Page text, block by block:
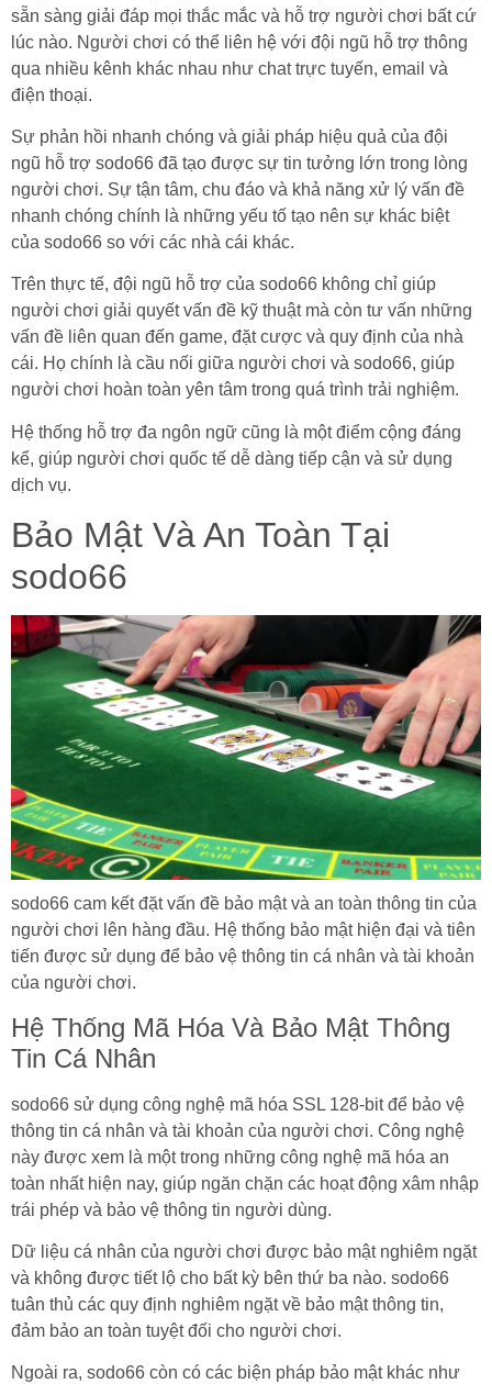
sẵn sàng giải đáp mọi thắc mắc và hỗ trợ người chơi bất cứ
lúc nào. Người chơi có thể liên hệ với đội ngũ hỗ trợ thông
qua nhiều kênh khác nhau như chat trực tuyến, email và
điện thoại.
Sự phản hồi nhanh chóng và giải pháp hiệu quả của đội
ngũ hỗ trợ sodo66 đã tạo được sự tin tưởng lớn trong lòng
người chơi. Sự tận tâm, chu đáo và khả năng xử lý vấn đề
nhanh chóng chính là những yếu tố tạo nên sự khác biệt
của sodo66 so với các nhà cái khác.
Trên thực tế, đội ngũ hỗ trợ của sodo66 không chỉ giúp
người chơi giải quyết vấn đề kỹ thuật mà còn tư vấn những
vấn đề liên quan đến game, đặt cược và quy định của nhà
cái. Họ chính là cầu nối giữa người chơi và sodo66, giúp
người chơi hoàn toàn yên tâm trong quá trình trải nghiệm.
Hệ thống hỗ trợ đa ngôn ngữ cũng là một điểm cộng đáng
kể, giúp người chơi quốc tế dễ dàng tiếp cận và sử dụng
dịch vụ.
Bảo Mật Và An Toàn Tại
sodo66
sodo66 cam kết đặt vấn đề bảo mật và an toàn thông tin của
người chơi lên hàng đầu. Hệ thống bảo mật hiện đại và tiên
tiến được sử dụng để bảo vệ thông tin cá nhân và tài khoản
của người chơi.
Hệ Thống Mã Hóa Và Bảo Mật Thông
Tin Cá Nhân
sodo66 sử dụng công nghệ mã hóa SSL 128-bit để bảo vệ
thông tin cá nhân và tài khoản của người chơi. Công nghệ
này được xem là một trong những công nghệ mã hóa an
toàn nhất hiện nay, giúp ngăn chặn các hoạt động xâm nhập
trái phép và bảo vệ thông tin người dùng.
Dữ liệu cá nhân của người chơi được bảo mật nghiêm ngặt
và không được tiết lộ cho bất kỳ bên thứ ba nào. sodo66
tuân thủ các quy định nghiêm ngặt về bảo mật thông tin,
đảm bảo an toàn tuyệt đối cho người chơi.
Ngoài ra, sodo66 còn có các biện pháp bảo mật khác như